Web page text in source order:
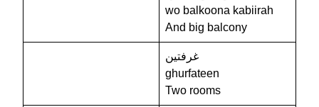
wo balkoona kabiirah
And big balcony
غرفتين
ghurfateen
Two rooms